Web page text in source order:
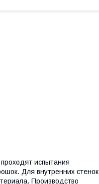
испытания
Для внутренних стенок
Производство